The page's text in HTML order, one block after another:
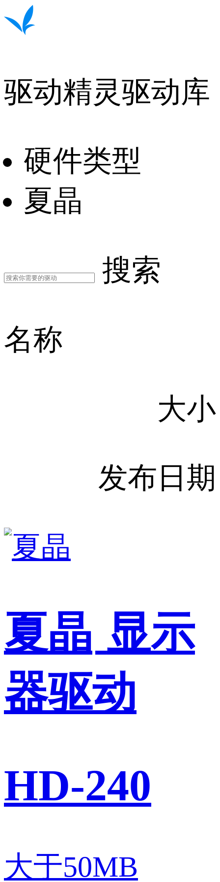
驱动精灵驱动库
硬件类型
夏晶
搜索
名称
大小
发布日期
夏晶 显示
器驱动
HD-240
大于50MB